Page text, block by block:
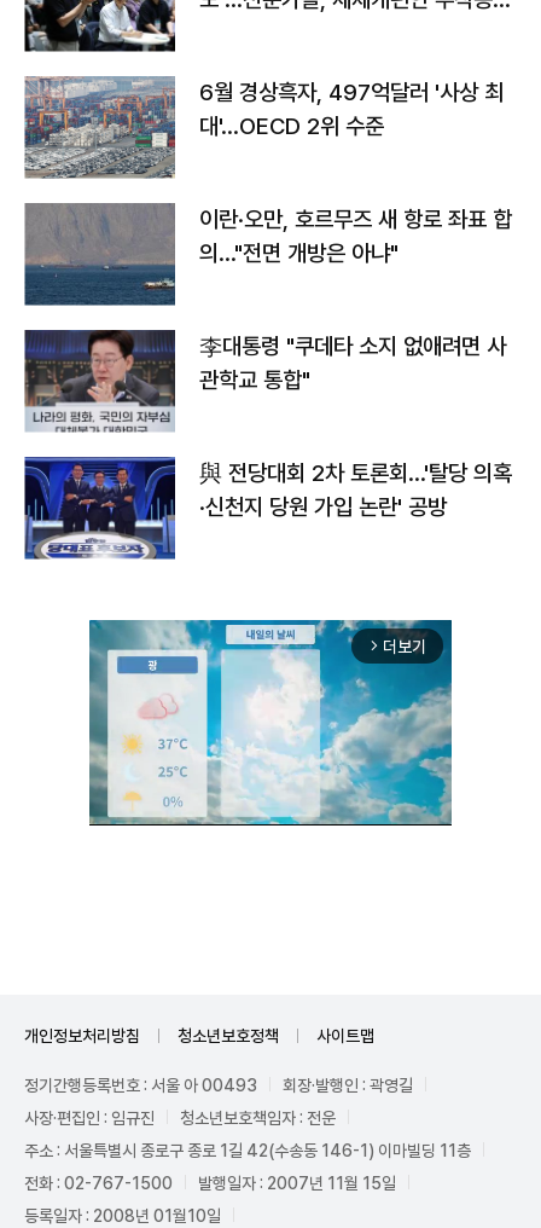
6월 경상흑자, 497억달러 '사상 최
대'…OECD 2위 수준
이란·오만, 호르무즈 새 항로 좌표 합
의…"전면 개방은 아냐"
李대통령 "쿠데타 소지 없애려면 사
관학교 통합"
與 전당대회 2차 토론회…'탈당 의혹
·신천지 당원 가입 논란' 공방
arrow_forward_ios 더보기
개인정보처리방침 청소년보호정책 사이트맵
정기간행등록번호 : 서울 아 00493
회장·발행인 : 곽영길
사장·편집인 : 임규진
청소년보호책임자 : 전운
주소 : 서울특별시 종로구 종로 1길 42(수송동 146-1) 이마빌딩 11층
전화 : 02-767-1500
발행일자 : 2007년 11월 15일
등록일자 : 2008년 01월10일